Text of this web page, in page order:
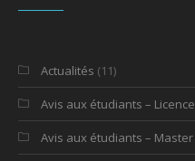
Actualités (11)
Avis aux étudiants – Licence
Avis aux étudiants – Master